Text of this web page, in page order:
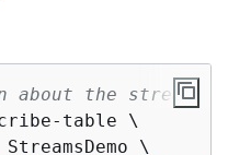
about the stream
table \
\